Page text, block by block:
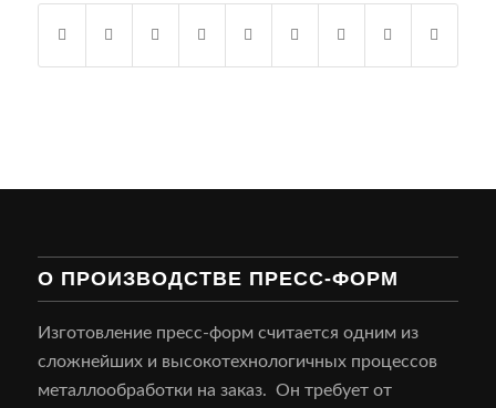
О ПРОИЗВОДСТВЕ ПРЕСС-ФОРМ
Изготовление пресс-форм считается одним из
сложнейших и высокотехнологичных процессов
металлообработки на заказ. Он требует от